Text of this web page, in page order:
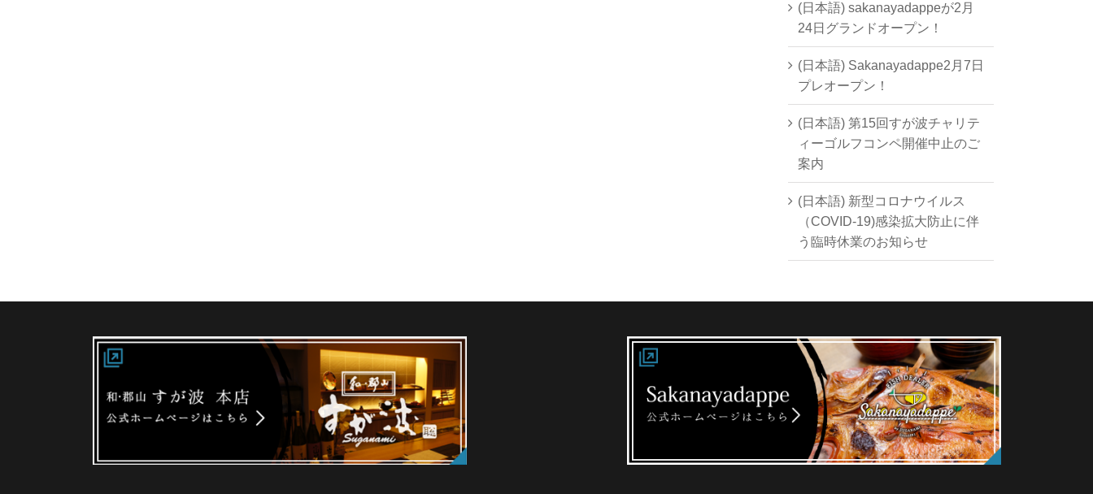
(日本語) sakanayadappeが2月
24日グランドオープン！
(日本語) Sakanayadappe2月7日
プレオープン！
(日本語) 第15回すが波チャリテ
ィーゴルフコンペ開催中止のご
案内
(日本語) 新型コロナウイルス
（COVID-19)感染拡大防止に伴
う臨時休業のお知らせ